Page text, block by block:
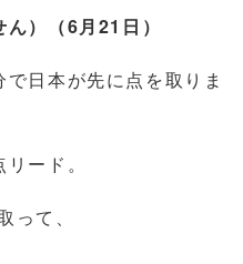
ん）（6月 21 日）
で日本が先に点を取りま
リード。
って、